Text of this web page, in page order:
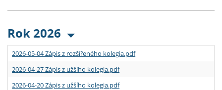
Rok 2026
2026-05-04 Zápis z rozšířeného kolegia.pdf
2026-04-27 Zápis z užšího kolegia.pdf
2026-04-20 Zápis z užšího kolegia.pdf